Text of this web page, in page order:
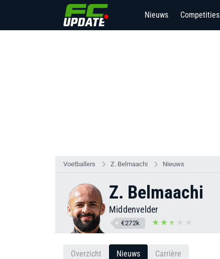
Nieuws Competities
Voetballers Z. Belmaachi Nieuws
Z. Belmaachi
Middenvelder
€272k
Overzicht Nieuws Carrière